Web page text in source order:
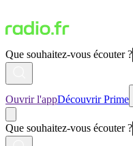
Que souhaitez-vous écouter ?
Ouvrir l'appDécouvrir Prime
Que souhaitez-vous écouter ?